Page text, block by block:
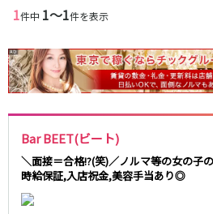
1件中 1〜1件を表示
Bar BEET(ビート)
＼面接＝合格!?(笑)／ノルマ等の女の
時給保証,入店祝金,美容手当あり◎
兵庫県
三宮
尼崎・西
姫路
加古川・
京都市
祇園
奈良
JR東海道本線(神戸線)(大阪～神戸)
尼崎駅
西宮駅
塚本駅
神戸駅
阪急京都本線
大宮駅
京都河原